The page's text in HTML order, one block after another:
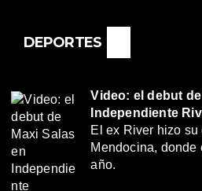
DEPORTES
Video: el debut
Independiente
El ex River hizo
Mendocina, donde
año.